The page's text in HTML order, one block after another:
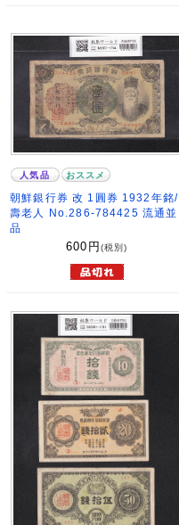
人気品 おススメ
朝鮮銀行券 改 1圓券 1932年銘/
壽老人 No.286-784425 流通並
品
600 円 (税別)